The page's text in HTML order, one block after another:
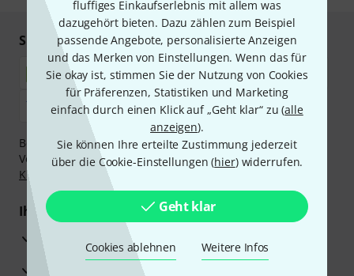
fluffiges Einkaufserlebnis mit allem was
dazugehört bieten. Dazu zählen zum Beispiel
passende Angebote, personalisierte Anzeigen
und das Merken von Einstellungen. Wenn das für
Sie okay ist, stimmen Sie der Nutzung von Cookies
für Präferenzen, Statistiken und Marketing
einfach durch einen Klick auf „Geht klar“ zu (alle
anzeigen).
Sie können Ihre erteilte Zustimmung jederzeit
über die Cookie-Einstellungen (hier) widerrufen.
Geht klar
Cookies ablehnen Weitere Infos
Sicher einkaufen & bezahlen
Bezahlen Sie vertraulich und sicher per Nachnahme,
Vorkasse, PayPal, Amazon Pay,Klarna Sofort bezahlen
Klarna Ratenzahlung
Ihre Vorteile
3 Jahre Thomann Garantie
30 Tage Money-Back-Garantie